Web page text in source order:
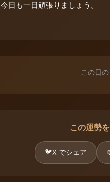
今日も一日頑張りましょう。
この日
この運勢
🐦X でシェア